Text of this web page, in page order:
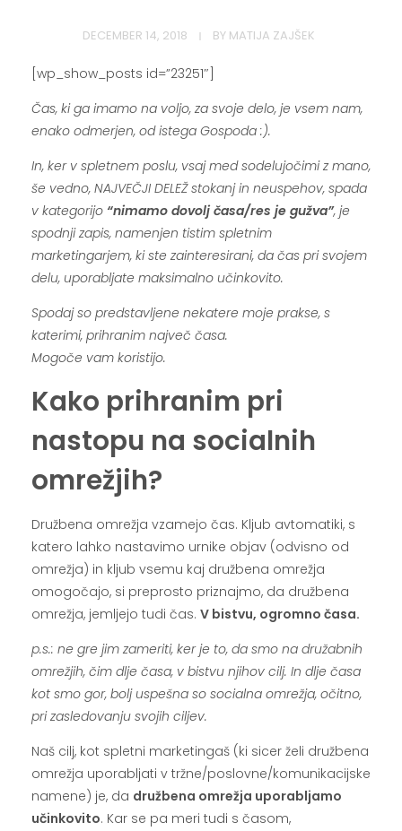
DECEMBER 14, 2018 BY MATIJA ZAJŠEK
[wp_show_posts id=”23251″]
Čas, ki ga imamo na voljo, za svoje delo, je vsem nam,
enako odmerjen, od istega Gospoda :).
In, ker v spletnem poslu, vsaj med sodelujočimi z mano,
še vedno, NAJVEČJI DELEŽ stokanj in neuspehov, spada
v kategorijo “nimamo dovolj časa/res je gužva”, je
spodnji zapis, namenjen tistim spletnim
marketingarjem, ki ste zainteresirani, da čas pri svojem
delu, uporabljate maksimalno učinkovito.
Spodaj so predstavljene nekatere moje prakse, s
katerimi, prihranim največ časa.
Mogoče vam koristijo.
Kako prihranim pri
nastopu na socialnih
omrežjih?
Družbena omrežja vzamejo čas. Kljub avtomatiki, s
katero lahko nastavimo urnike objav (odvisno od
omrežja) in kljub vsemu kaj družbena omrežja
omogočajo, si preprosto priznajmo, da družbena
omrežja, jemljejo tudi čas. V bistvu, ogromno časa.
p.s.: ne gre jim zameriti, ker je to, da smo na družabnih
omrežjih, čim dlje časa, v bistvu njihov cilj. In dlje časa
kot smo gor, bolj uspešna so socialna omrežja, očitno,
pri zasledovanju svojih ciljev.
Naš cilj, kot spletni marketingaš (ki sicer želi družbena
omrežja uporabljati v tržne/poslovne/komunikacijske
namene) je, da družbena omrežja uporabljamo
učinkovito. Kar se pa meri tudi s časom,